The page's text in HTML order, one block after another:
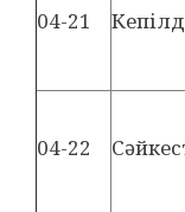
04-21
04-22